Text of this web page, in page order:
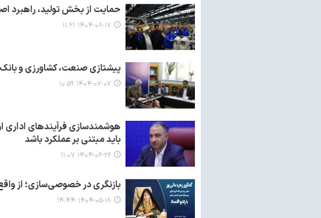
حمایت از بخش تولید، راهبرد
۱۴۰۴-۰۸-۱۷ ۱۱:۲۱
پیشتازی صنعت، کشاورزی و بانک‌های
۱۴۰۴-۰۷-۰۷ ۱۰:۵۹
هوشمندسازی فرآیندهای
باید مبتنی بر عملکرد باشد
۱۴۰۴-۰۶-۲۶ ۱۱:۰۷
بازنگری در خصوصی‌سازی؛ از
۱۴۰۴-۰۵-۱۸ ۱۴:۴۴